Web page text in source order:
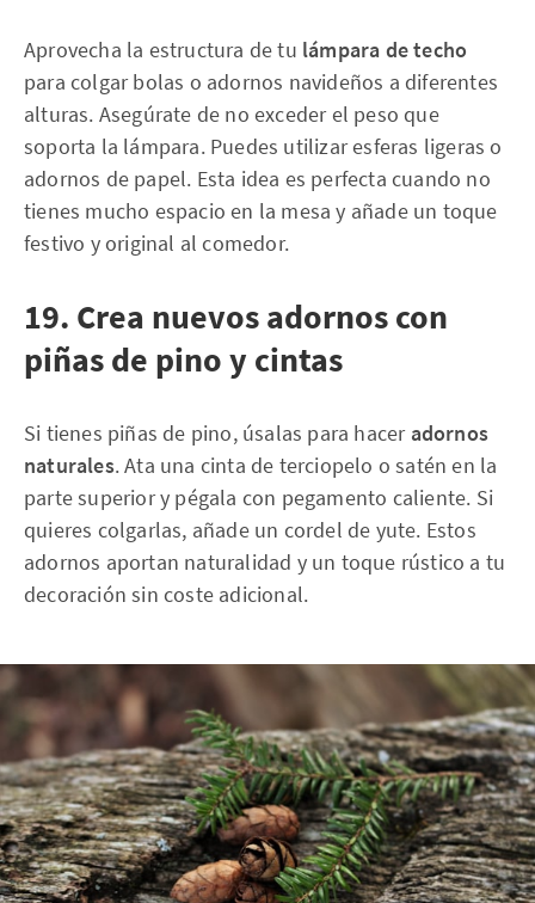
Aprovecha la estructura de tu lámpara de techo
para colgar bolas o adornos navideños a diferentes
alturas. Asegúrate de no exceder el peso que
soporta la lámpara. Puedes utilizar esferas ligeras o
adornos de papel. Esta idea es perfecta cuando no
tienes mucho espacio en la mesa y añade un toque
festivo y original al comedor.
19. Crea nuevos adornos con
piñas de pino y cintas
Si tienes piñas de pino, úsalas para hacer adornos
naturales. Ata una cinta de terciopelo o satén en la
parte superior y pégala con pegamento caliente. Si
quieres colgarlas, añade un cordel de yute. Estos
adornos aportan naturalidad y un toque rústico a tu
decoración sin coste adicional.